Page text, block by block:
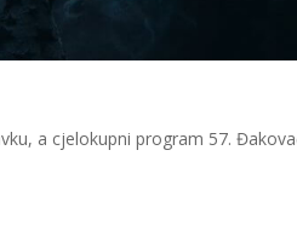
a cjelokupni program 57.